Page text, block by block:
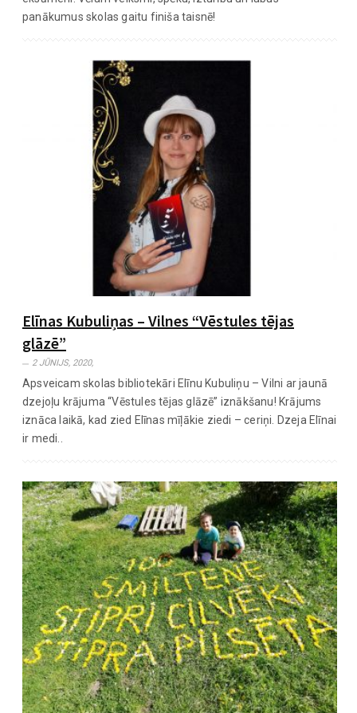
panākumus skolas gaitu finiša taisnē!
Elīnas Kubuliņas – Vilnes “Vēstules tējas
glāzē”
2 JŪNIJS, 2020,
Apsveicam skolas bibliotekāri Elīnu Kubuliņu – Vilni ar jaunā
dzejoļu krājuma “Vēstules tējas glāzē” iznākšanu! Krājums
iznāca laikā, kad zied Elīnas mīļākie ziedi – ceriņi. Dzeja Elīnai
ir medi..